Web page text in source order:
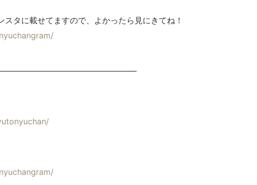
スタに載せてますので、よかったら見にきてね！